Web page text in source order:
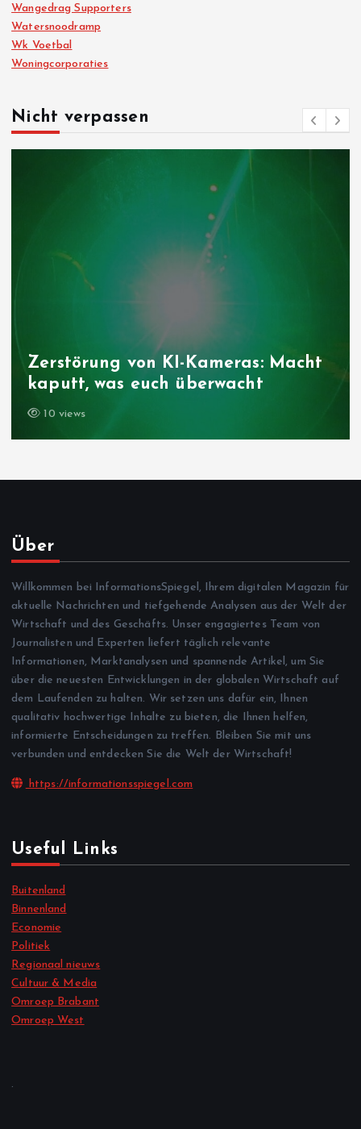
Wangedrag Supporters
Watersnoodramp
Wk Voetbal
Woningcorporaties
Nicht verpassen
Folgen der Klimakrise: Wie das
Niedrigwasser die Landwirtschaft
trifft
9 views
Über
Willkommen bei InformationsSpiegel, Ihrem digitalen Magazin für
aktuelle Nachrichten und tiefgehende Analysen aus der Welt der
Wirtschaft und des Geschäfts. Unser engagiertes Team von
Journalisten und Experten liefert täglich relevante
Informationen, Marktanalysen und spannende Artikel, um Sie
über die neuesten Entwicklungen in der globalen Wirtschaft auf
dem Laufenden zu halten. Wir setzen uns dafür ein, Ihnen
qualitativ hochwertige Inhalte zu bieten, die Ihnen helfen,
informierte Entscheidungen zu treffen. Bleiben Sie mit uns
verbunden und entdecken Sie die Welt der Wirtschaft!
https://informationsspiegel.com
Useful Links
Buitenland
Binnenland
Economie
Politiek
Regionaal nieuws
Cultuur & Media
Omroep Brabant
Omroep West
.